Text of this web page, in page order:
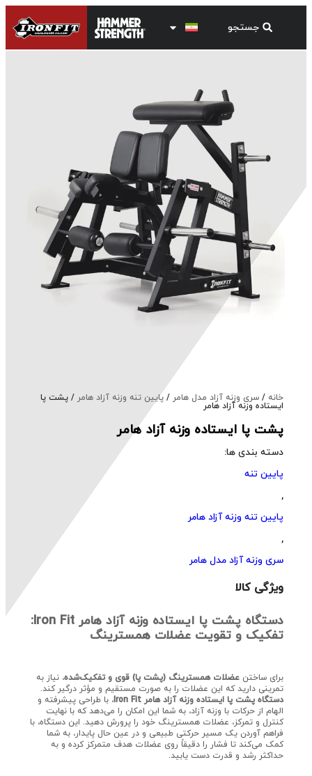
خانه / سری وزنه آزاد مدل هامر / پایین تنه وزنه آزاد هامر / پشت پا
ایستاده وزنه آزاد هامر
پشت پا ایستاده وزنه آزاد هامر
دسته بندی ها:
پایین تنه
,
پایین تنه وزنه آزاد هامر
,
سری وزنه آزاد مدل هامر
ویژگی کالا
دستگاه پشت پا ایستاده وزنه آزاد هامر Iron Fit:
تفکیک و تقویت عضلات همسترینگ
برای ساختن عضلات همسترینگ (پشت پا) قوی و تفکیک‌شده، نیاز به
تمرینی دارید که این عضلات را به صورت مستقیم و مؤثر درگیر کند.
دستگاه پشت پا ایستاده وزنه آزاد هامر Iron Fit
، با طراحی پیشرفته و
الهام از حرکات با وزنه آزاد، به شما این امکان را می‌دهد که با نهایت
کنترل و تمرکز، عضلات همسترینگ خود را پرورش دهید. این دستگاه، با
فراهم آوردن یک مسیر حرکتی طبیعی و در عین حال پایدار، به شما
کمک می‌کند تا فشار را دقیقاً روی عضلات هدف متمرکز کرده و به
حداکثر رشد و قدرت دست یابید.